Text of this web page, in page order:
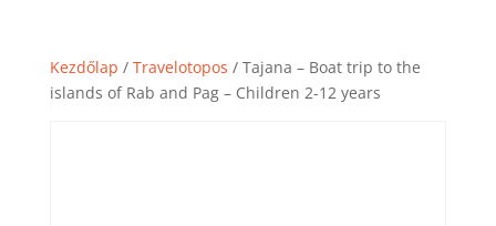
Kezdőlap / Travelotopos / Tajana – Boat trip to the
islands of Rab and Pag – Children 2-12 years